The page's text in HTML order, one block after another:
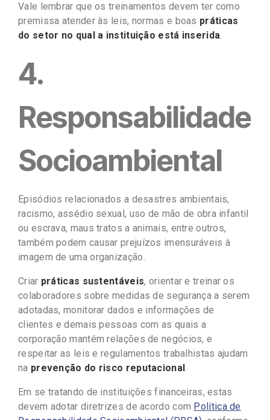
Vale lembrar que os treinamentos devem ter como
premissa atender às leis, normas e boas práticas
do setor no qual a instituição está inserida.
4.
Responsabilidade
Socioambiental
Episódios relacionados a desastres ambientais,
racismo, assédio sexual, uso de mão de obra infantil
ou escrava, maus tratos a animais, entre outros,
também podem causar prejuízos imensuráveis à
imagem de uma organização.
Criar práticas sustentáveis, orientar e treinar os
colaboradores sobre medidas de segurança a serem
adotadas, monitorar dados e informações de
clientes e demais pessoas com as quais a
corporação mantém relações de negócios, e
respeitar as leis e regulamentos trabalhistas ajudam
na prevenção do risco reputacional.
Em se tratando de instituições financeiras, estas
devem adotar diretrizes de acordo com Política de